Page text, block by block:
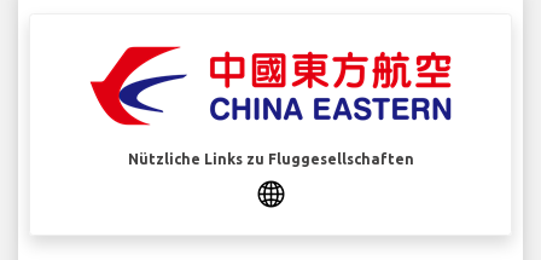
Nützliche Links zu Fluggesellschaften